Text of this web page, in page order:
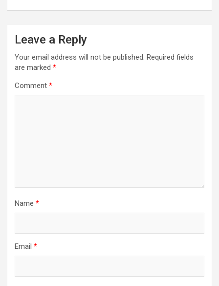
Leave a Reply
Your email address will not be published. Required fields
are marked *
Comment *
Name *
Email *